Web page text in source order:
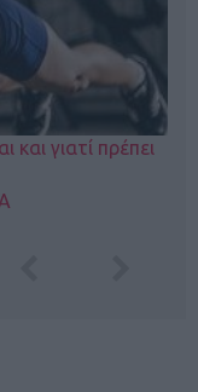
και γιατί πρέπει